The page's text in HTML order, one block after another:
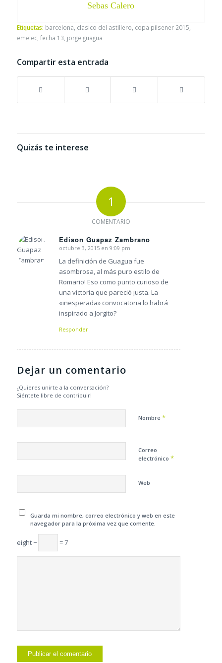
Sebas Calero
Etiquetas: barcelona, clasico del astillero, copa pilsener 2015,
emelec, fecha 13, jorge guagua
Compartir esta entrada
Quizás te interese
1
COMENTARIO
Edison Guapaz Zambrano
Dice:
octubre 3, 2015 en 9:09 pm
La definición de Guagua fue
asombrosa, al más puro estilo de
Romario! Eso como punto curioso de
una victoria que pareció justa. La
«inesperada» convocatoria lo habrá
inspirado a Jorgito?
Responder
Dejar un comentario
¿Quieres unirte a la conversación?
Siéntete libre de contribuir!
Nombre *
Correo
electrónico *
Web
Guarda mi nombre, correo electrónico y web en este
navegador para la próxima vez que comente.
eight − = 7